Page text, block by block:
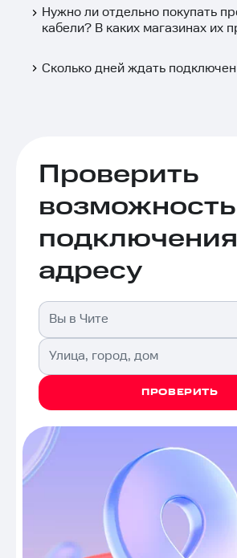
Нужно ли отдельно покупать
кабели? В каких магазинах их
Сколько дней ждать
Проверить
возможность
адресу
Вы в Чите
Улица, город, дом
ПРОВЕРИТЬ